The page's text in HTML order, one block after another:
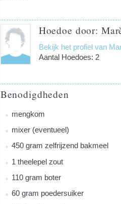
Hoedoe door:
Bekijk het profiel van
Aantal Hoedoes: 2
Benodigdheden
mengkom
mixer (eventueel)
450 gram zelfrijzend bakmeel
1 theelepel zout
110 gram boter
60 gram poedersuiker